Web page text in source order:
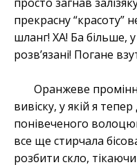
просто загнав
прекрасну “красоту”
шланг! ХА! Ба більше,
розв’язані! Погане
Оранжеве
вивіску, у якій я
понівеченого
все ще стирчала
розбити скло,